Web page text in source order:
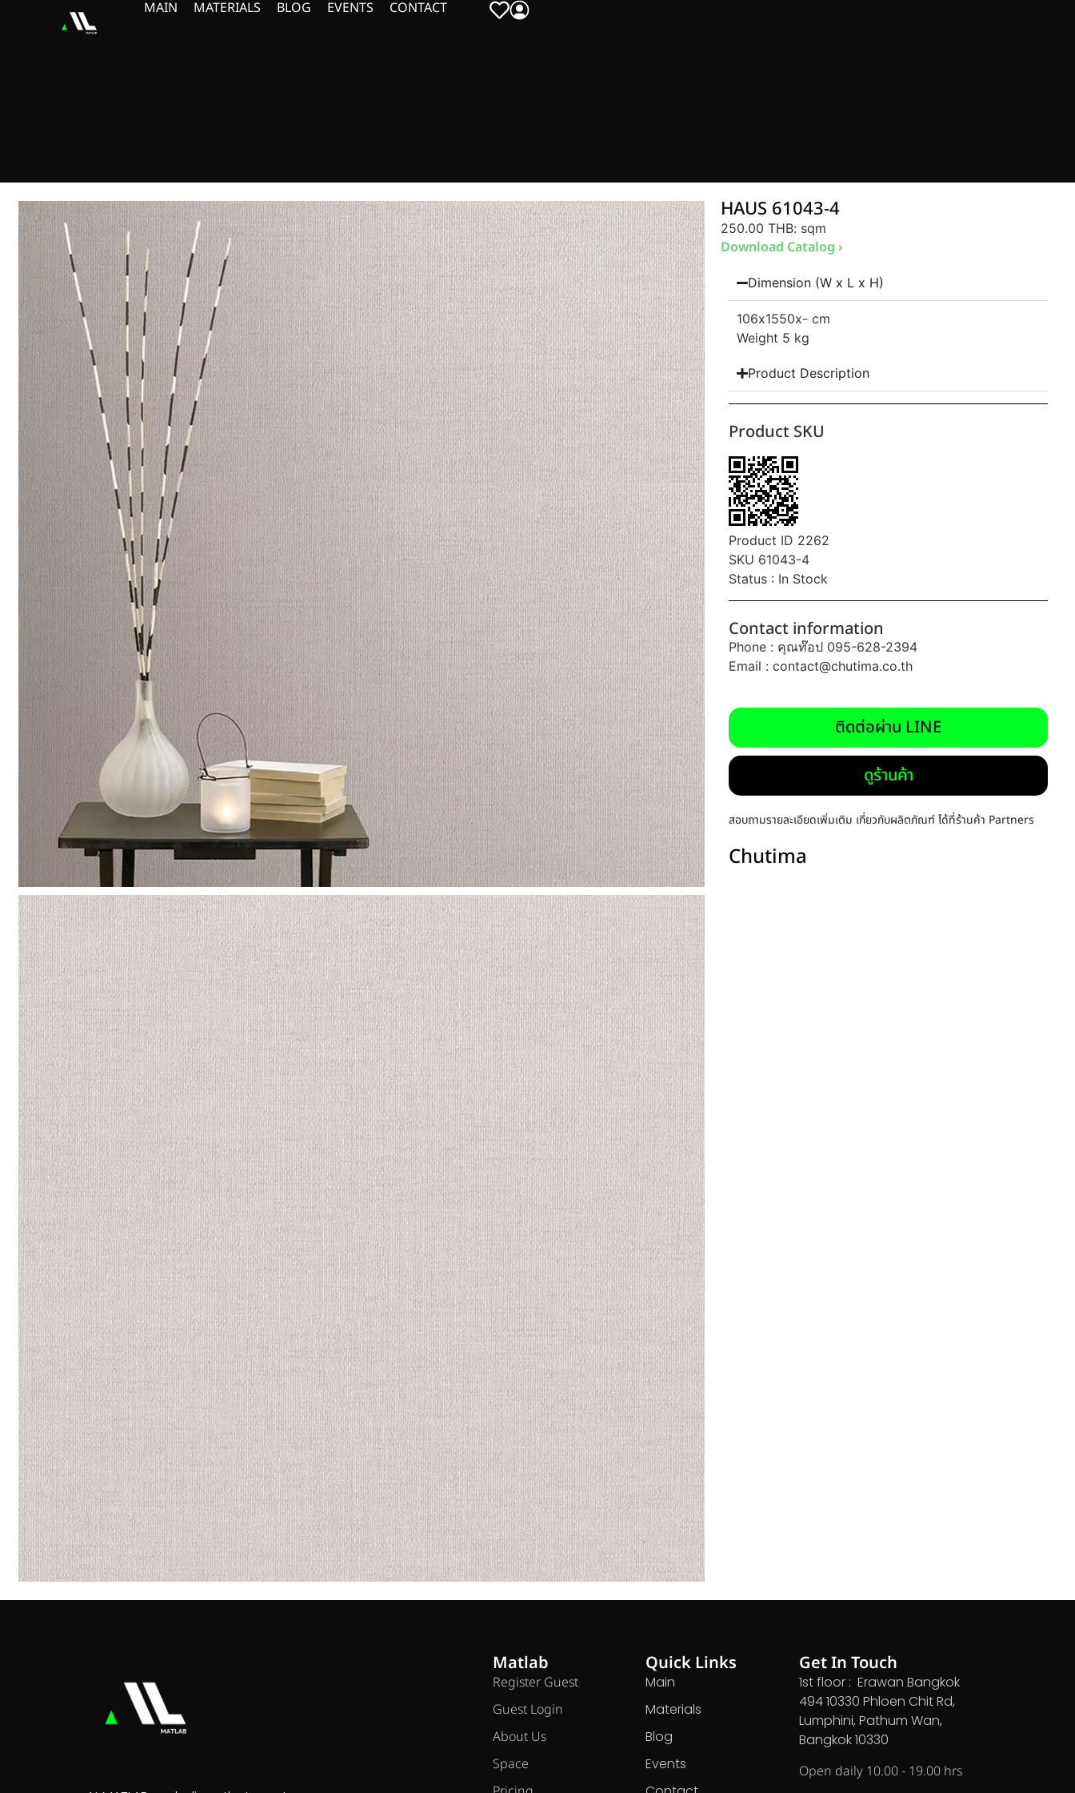
MAIN MATERIALS BLOG EVENTS CONTACT
HAUS 61043-4
250.00 THB: sqm
Download Catalog ›
Dimension (W x L x H)
106x1550x- cm
Weight 5 kg
Product Description
Product SKU
Product ID 2262
SKU 61043-4
Status : In Stock
Contact information
Phone : คุณท๊อป 095-628-2394
Email :contact@chutima.co.th
ติดต่อผ่าน LINE
ดูร้านค้า
สอบถามรายละเอียดเพิ่มเติม เกี่ยวกับผลิตภัณฑ์ ได้ที่ร้านค้า Partners
Chutima
Matlab
Register Guest
Guest Login
About Us
Space
Quick Links
Main
Materials
Blog
Events
Get In Touch
1st floor : Erawan Bangkok
494 10330 Phloen Chit Rd,
Lumphini, Pathum Wan,
Bangkok 10330
Open daily 10.00 - 19.00 hrs